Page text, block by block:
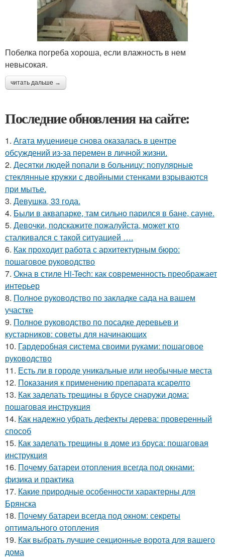
Побелка погреба хороша, если влажность в нем
невысокая.
читать дальше →
Последние обновления на сайте:
1. Агата муцениеце снова оказалась в центре
обсуждений из-за перемен в личной жизни.
2. Десятки людей попали в больницу: популярные
стеклянные кружки с двойными стенками взрываются
при мытье.
3. Девушка, 33 года.
4. Были в аквапарке, там сильно парился в бане, сауне.
5. Девочки, подскажите пожалуйста, может кто
сталкивался с такой ситуацией ….
6. Как проходит работа с архитектурным бюро:
пошаговое руководство
7. Окна в стиле Hi-Tech: как современность преображает
интерьер
8. Полное руководство по закладке сада на вашем
участке
9. Полное руководство по посадке деревьев и
кустарников: советы для начинающих
10. Гардеробная система своими руками: пошаговое
руководство
11. Есть ли в городе уникальные или необычные места
12. Показания к применению препарата ксарелто
13. Как заделать трещины в брусе снаружи дома:
пошаговая инструкция
14. Как надежно убрать дефекты дерева: проверенный
способ
15. Как заделать трещины в доме из бруса: пошаговая
инструкция
16. Почему батареи отопления всегда под окнами:
физика и практика
17. Какие природные особенности характерны для
Брянска
18. Почему батареи всегда под окном: секреты
оптимального отопления
19. Как выбрать лучшие секционные ворота для вашего
дома